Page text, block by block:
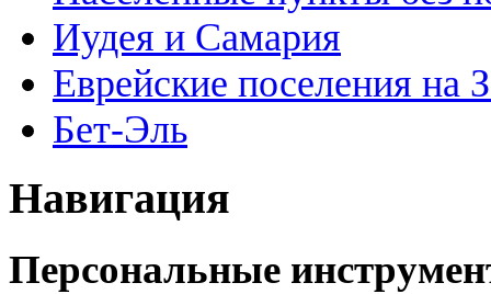
Иудея и Самария
Еврейские поселения на
Бет-Эль
Навигация
Персональные